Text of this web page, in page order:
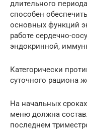
длительного
способен
основных функций
работе сердечно-
эндокринной,
Категорически
суточного
На начальных
меню должна
последнем